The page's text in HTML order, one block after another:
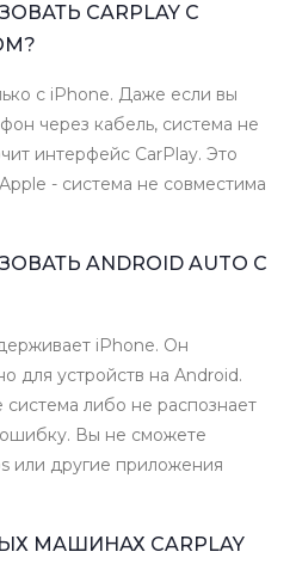
CARPLAY С
с iPhone. Даже если вы
через кабель, система не
интерфейс CarPlay. Это
- система не совместима
ANDROID AUTO С
iPhone. Он
для устройств на Android.
либо не распознает
Вы не сможете
или другие приложения
МАШИНАХ CARPLAY